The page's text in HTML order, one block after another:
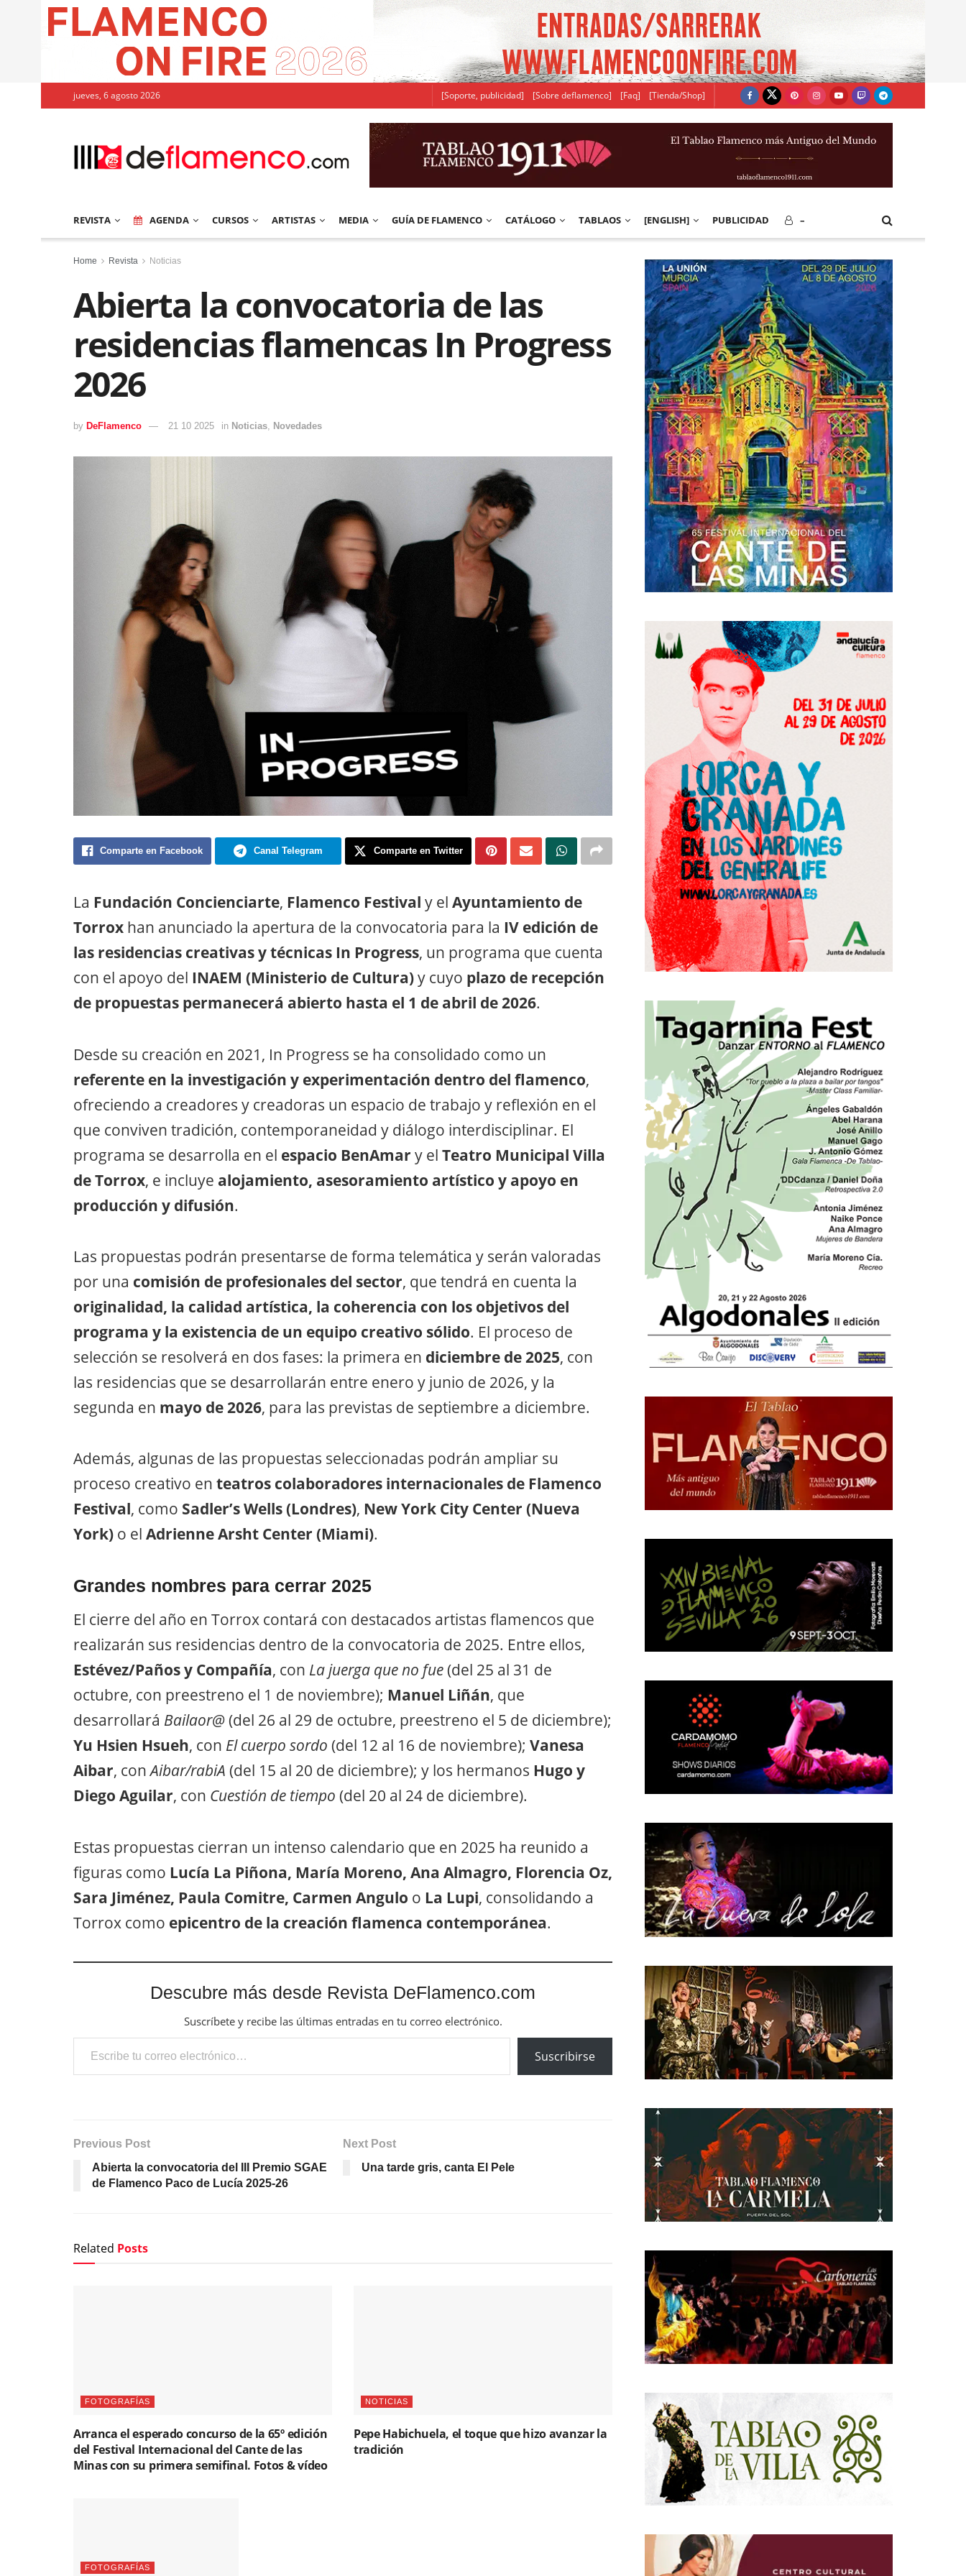
jueves, 6 agosto 2026 [Soporte, publicidad] [Sobre deflamenco] [Faq] [Tienda/Shop]
REVISTA AGENDA CURSOS ARTISTAS MEDIA GUÍA DE FLAMENCO CATÁLOGO TABLAOS [ENGLISH] PUBLICIDAD –
Home Revista Noticias
Abierta la convocatoria de las
residencias flamencas In Progress
2026
by DeFlamenco 21 10 2025 in Noticias, Novedades
Comparte en Facebook Canal Telegram Comparte en Twitter
La Fundación Concienciarte, Flamenco Festival y el Ayuntamiento de
Torrox han anunciado la apertura de la convocatoria para la IV edición de
las residencias creativas y técnicas In Progress, un programa que cuenta
con el apoyo del INAEM (Ministerio de Cultura)y cuyo plazo de recepción
de propuestas permanecerá abierto hasta el 1 de abril de 2026.
Desde su creación en 2021, In Progress se ha consolidado como un
referente en la investigación y experimentación dentro del flamenco,
ofreciendo a creadores y creadoras un espacio de trabajo y reflexión en el
que conviven tradición, contemporaneidad y diálogo interdisciplinar. El
programa se desarrolla en el espacio BenAmar y el Teatro Municipal Villa
de Torrox, e incluye alojamiento, asesoramiento artístico y apoyo en
producción y difusión.
Las propuestas podrán presentarse de forma telemática y serán valoradas
por una comisión de profesionales del sector, que tendrá en cuenta la
originalidad, la calidad artística, la coherencia con los objetivos del
programa y la existencia de un equipo creativo sólido. El proceso de
selección se resolverá en dos fases: la primera en diciembre de 2025, con
las residencias que se desarrollarán entre enero y junio de 2026, y la
segunda en mayo de 2026, para las previstas de septiembre a diciembre.
Además, algunas de las propuestas seleccionadas podrán ampliar su
proceso creativo en teatros colaboradores internacionales de Flamenco
Festival, como Sadler’s Wells (Londres), New York City Center (Nueva
York) o el Adrienne Arsht Center (Miami).
Grandes nombres para cerrar 2025
El cierre del año en Torrox contará con destacados artistas flamencos que
realizarán sus residencias dentro de la convocatoria de 2025. Entre ellos,
Estévez/Paños y Compañía, con La juerga que no fue(del 25 al 31 de
octubre, con preestreno el 1 de noviembre); Manuel Liñán, que
desarrollará Bailaor@(del 26 al 29 de octubre, preestreno el 5 de diciembre);
Yu Hsien Hsueh, con El cuerpo sordo (del 12 al 16 de noviembre); Vanesa
Aibar, conAibar/rabiA (del 15 al 20 de diciembre); y los hermanos Hugo y
Diego Aguilar, con Cuestión de tiempo (del 20 al 24 de diciembre).
Estas propuestas cierran un intenso calendario que en 2025 ha reunido a
figuras como Lucía La Piñona, María Moreno, Ana Almagro, Florencia Oz,
Sara Jiménez, Paula Comitre, Carmen Angulo o La Lupi, consolidando a
Torrox como epicentro de la creación flamenca contemporánea.
Descubre más desde Revista DeFlamenco.com
Suscríbete y recibe las últimas entradas en tu correo electrónico.
Escribe tu correo electrónico…
Suscribirse
Previous Post
Abierta la convocatoria del III Premio SGAE
de Flamenco Paco de Lucía 2025-26
Next Post
Una tarde gris, canta El Pele
Related Posts
FOTOGRAFÍAS
Arranca el esperado concurso de la 65º edición
del Festival Internacional del Cante de las
Minas con su primera semifinal. Fotos & vídeo
NOTICIAS
Pepe Habichuela, el toque que hizo avanzar la
tradición
FOTOGRAFÍAS